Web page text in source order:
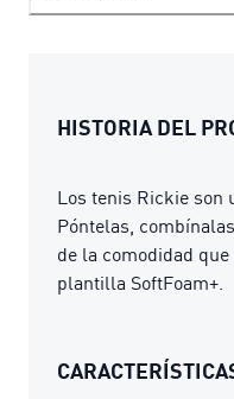
HISTORIA DEL
Los tenis Rickie son
Póntelas,
de la comodidad
plantilla SoftFoam+.